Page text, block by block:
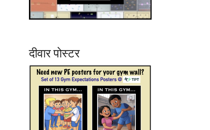
दीवार पोस्टर